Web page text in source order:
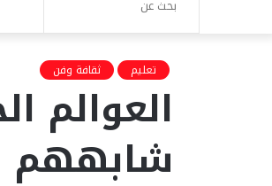
بحث
عن تعليم ثقافة وفن
العوالم
شابههم